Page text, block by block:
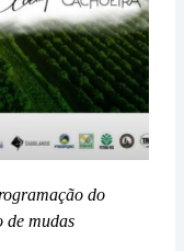
do
de mudas